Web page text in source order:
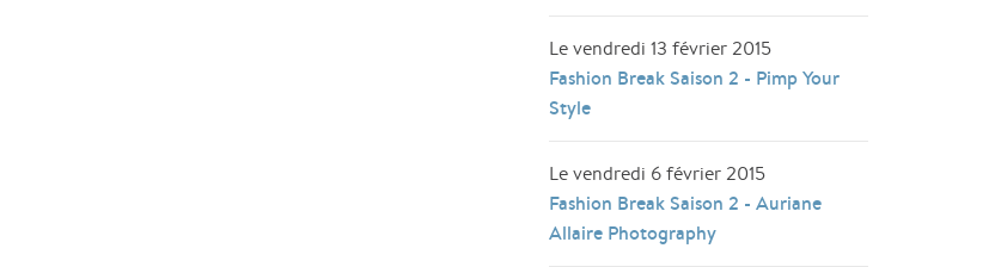
Le vendredi 13 février 2015
Fashion Break Saison 2 - Pimp Your
Style
Le vendredi 6 février 2015
Fashion Break Saison 2 - Auriane
Allaire Photography